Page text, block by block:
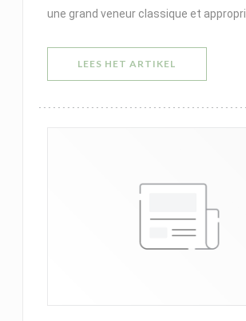
une grand veneur classique et
LEES HET ARTIKEL